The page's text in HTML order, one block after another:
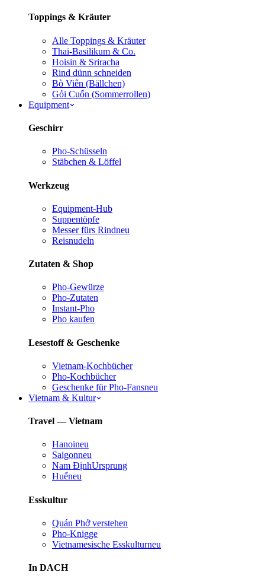
Toppings & Kräuter
Alle Toppings & Kräuter
Thai-Basilikum & Co.
Hoisin & Sriracha
Rind dünn schneiden
Bò Viên (Bällchen)
Gỏi Cuốn (Sommerrollen)
Equipment
Geschirr
Pho-Schüsseln
Stäbchen & Löffel
Werkzeug
Equipment-Hub
Suppentöpfe
Messer fürs Rindneu
Reisnudeln
Zutaten & Shop
Pho-Gewürze
Pho-Zutaten
Instant-Pho
Pho kaufen
Lesestoff & Geschenke
Vietnam-Kochbücher
Pho-Kochbücher
Geschenke für Pho-Fansneu
Vietnam & Kultur
Travel — Vietnam
Hanoineu
Saigonneu
Nam ĐịnhUrsprung
Huếneu
Esskultur
Quán Phở verstehen
Pho-Knigge
Vietnamesische Esskulturneu
In DACH